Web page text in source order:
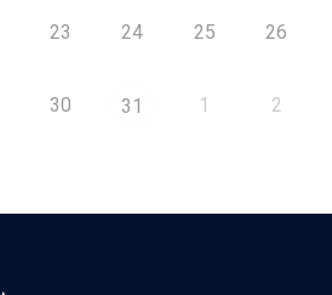
23 24 25 26
30 31 1 2